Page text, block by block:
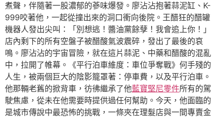
煮聲，伴隨著一股濃郁的蔘味爆發。廖沾沾抱著蒜泥缸、K-
999咬著他，一起從撞出來的洞口衝向後院。王醋狂的醋罐
機器人發出尖叫：「別想逃！醬油黨餘孽！我會追上你！」
店內剩下的所有空盤子被醋酸氣波震碎，發出了最後的哀
鳴。廖沾沾的宇宙冒險，就在這片蒜泥、中藥和醋酸的混亂
中，拉開了帷幕。《平行泊車維度：車位爭奪戰》何手殘的
人生，被兩個巨大的陰影籠罩著：停車費，以及平行泊車。
他那輛老舊的掀背車，彷彿繼承了他藍寶堅尼零件所有的駕
駛焦慮，從未在他需要時提供過任何幫助。今天，他面臨的
是城市傳說中最恐怖的挑戰，一條夾在理髮店與一間專賣金